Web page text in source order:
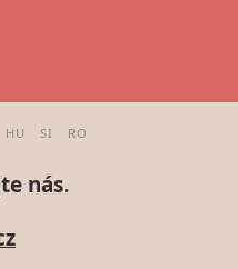
HU SI RO
nás.